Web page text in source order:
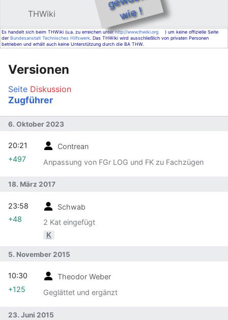
THWiki e !
Es handelt sich beim THWiki (u.a. zu erreichen unterhttp://www.thwiki.org
) um keine offizielle Seite
derBundesanstalt Technisches Hilfswerk. Das THWiki wird ausschließlich von privaten Personen
betrieben und erhält auch keine Unterstützung durch die BA THW.
Versionen
Seite Diskussion
Zugführer
6. Oktober 2023
Contrean
Anpassung von FGr LOG und FK zu Fachzügen
20:21
+497
18. März 2017
Schwab
2 Kat eingefügt
K
23:58
+48
5. November 2015
Theodor Weber
Geglättet und ergänzt
10:30
+125
23. Juni 2015